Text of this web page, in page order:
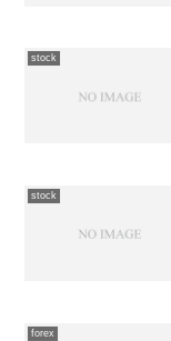
stock
stock
forex